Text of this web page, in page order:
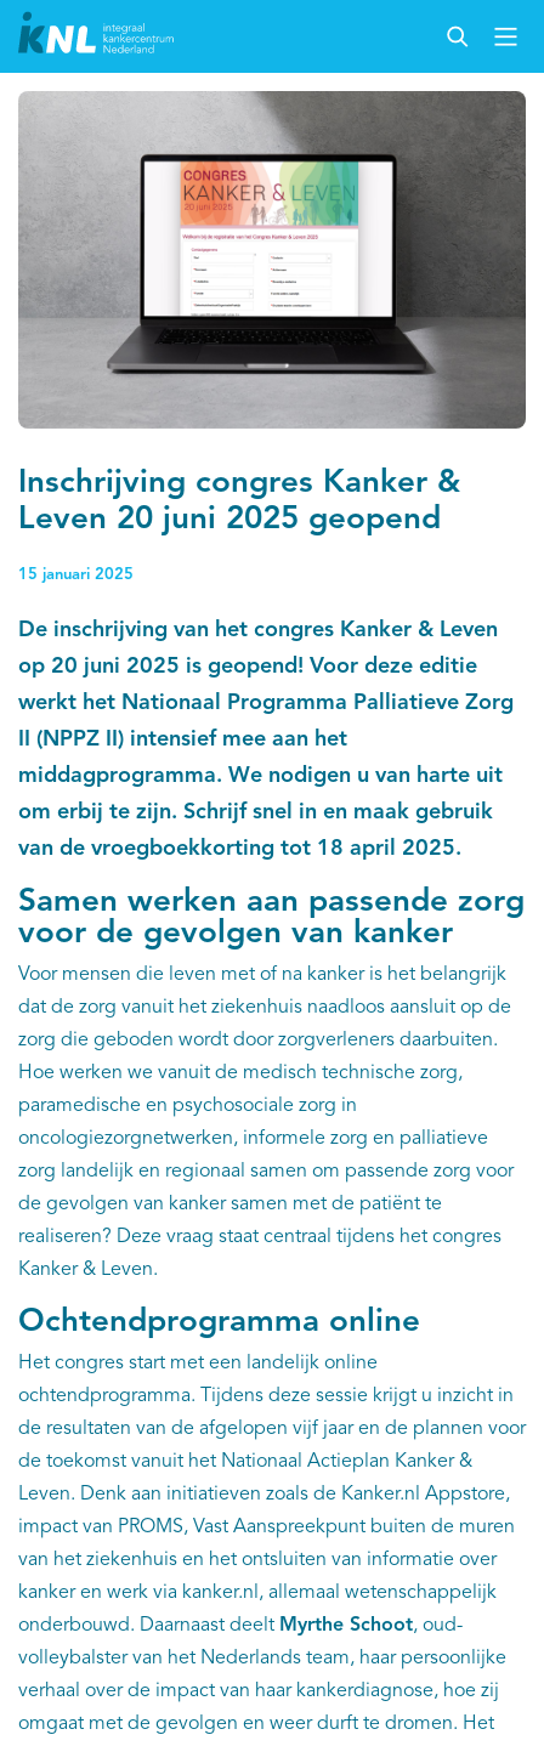
Inschrijving congres Kanker &
Leven 20 juni 2025 geopend
15 januari 2025
De inschrijving van het congres Kanker & Leven
op 20 juni 2025 is geopend! Voor deze editie
werkt het Nationaal Programma Palliatieve Zorg
II (NPPZ II) intensief mee aan het
middagprogramma. We nodigen u van harte uit
om erbij te zijn. Schrijf snel in en maak gebruik
van de vroegboekkorting tot 18 april 2025.
Samen werken aan passende zorg
voor de gevolgen van kanker
Voor mensen die leven met of na kanker is het belangrijk
dat de zorg vanuit het ziekenhuis naadloos aansluit op de
zorg die geboden wordt door zorgverleners daarbuiten.
Hoe werken we vanuit de medisch technische zorg,
paramedische en psychosociale zorg in
oncologiezorgnetwerken, informele zorg en palliatieve
zorg landelijk en regionaal samen om passende zorg voor
de gevolgen van kanker samen met de patiënt te
realiseren? Deze vraag staat centraal tijdens het congres
Kanker & Leven.
Ochtendprogramma online
Het congres start met een landelijk online
ochtendprogramma. Tijdens deze sessie krijgt u inzicht in
de resultaten van de afgelopen vijf jaar en de plannen voor
de toekomst vanuit het Nationaal Actieplan Kanker &
Leven. Denk aan initiatieven zoals de Kanker.nl Appstore,
impact van PROMS, Vast Aanspreekpunt buiten de muren
van het ziekenhuis en het ontsluiten van informatie over
kanker en werk via kanker.nl, allemaal wetenschappelijk
onderbouwd. Daarnaast deelt Myrthe Schoot, oud-
volleybalster van het Nederlands team, haar persoonlijke
verhaal over de impact van haar kankerdiagnose, hoe zij
omgaat met de gevolgen en weer durft te dromen. Het